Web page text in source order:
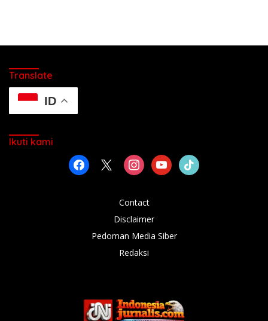
Translate
ID
Ikuti kami
facebook instagramyoutubetiktok
Contact
Disclaimer
Pedoman Media Siber
Redaksi